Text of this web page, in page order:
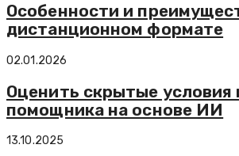
Особенности и
дистанционном формате
02.01.2026
Оценить скрытые
помощника на основе ИИ
13.10.2025